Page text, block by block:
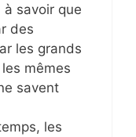
savoir que
des
les grands
mêmes
savent
les